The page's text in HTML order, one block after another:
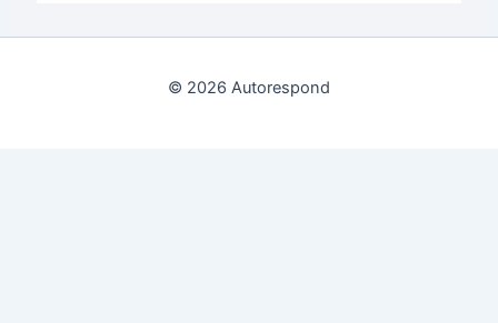
© 2026 Autorespond